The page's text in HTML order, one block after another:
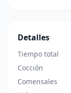
Detalles
Tiempo total
Cocción
Comensales